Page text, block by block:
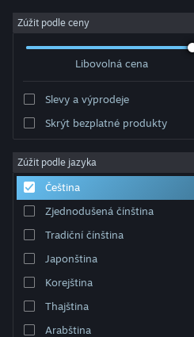
Přihlásit se
Komunita
Informace
Podpora
Změnit jazyk
Mobilní aplikace služby Steam
Desktopová verze stránky
Zúžit podle ceny
Libovolná cena
Slevy a výprodeje
Skrýt bezplatné produkty
Zúžit podle jazyka
Čeština
Zjednodušená čínština
Tradiční čínština
Japonština
Korejština
Thajština
Arabština
Vývojář: Bearded Eye
Seřadit podle
Vašemu zadání odpovídá 0 výsledků. 3
předvoleb vyloučeno z výsledků